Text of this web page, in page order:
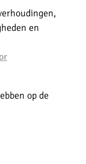
en
op de